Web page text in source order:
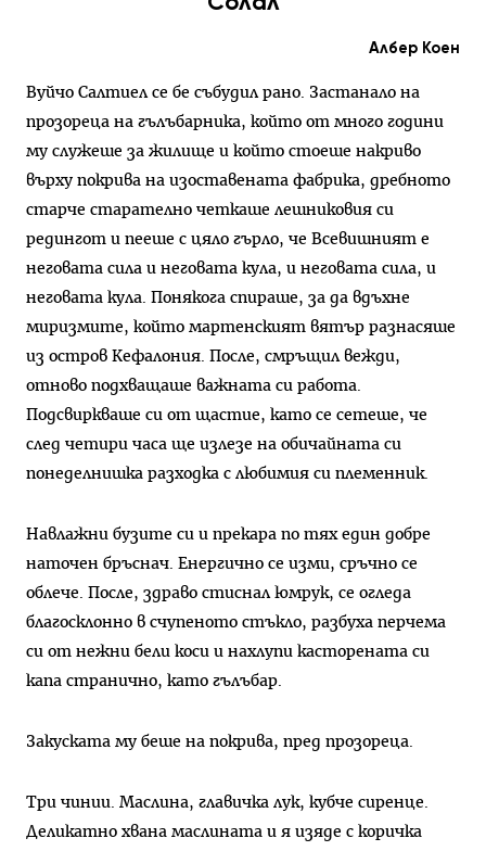
Албер Коен
Вуйчо Салтиел се бе събудил рано. Застанало на
прозореца на гълъбарника, който от много години
му служеше за жилище и който стоеше накриво
върху покрива на изоставената фабрика, дребното
старче старателно четкаше лешниковия си
редингот и пееше с цяло гърло, че Всевишният е
неговата сила и неговата кула, и неговата сила, и
неговата кула. Понякога спираше, за да вдъхне
миризмите, който мартенският вятър разнасяше
из остров Кефалония. После, смръщил вежди,
отново подхващаше важната си работа.
Подсвиркваше си от щастие, като се сетеше, че
след четири часа ще излезе на обичайната си
понеделнишка разходка с любимия си племенник.
Навлажни бузите си и прекара по тях един добре
наточен бръснач. Енергично се изми, сръчно се
облече. После, здраво стиснал юмрук, се огледа
благосклонно в счупеното стъкло, разбуха перчема
си от нежни бели коси и нахлупи касторената си
капа странично, като гълъбар.
Закуската му беше на покрива, пред прозореца.
Три чинии. Маслина, главичка лук, кубче сиренце.
Деликатно хвана маслината и я изяде с коричка